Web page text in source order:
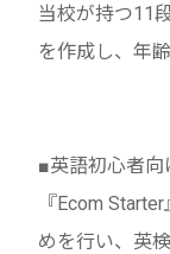
当校が持つ11
を作成し、年
■英語初心者向
『Ecom
めを行い、英